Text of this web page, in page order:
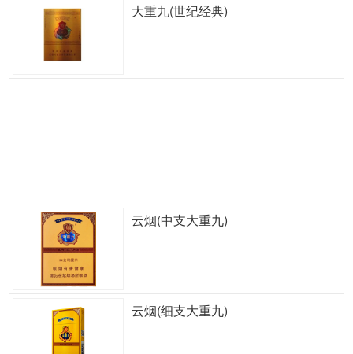
大重九(世纪经典)
云烟(中支大重九)
云烟(细支大重九)